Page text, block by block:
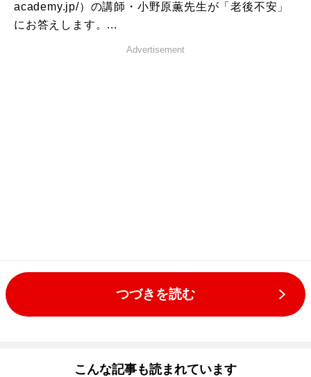
academy.jp/）の講師・小野原薫先生が「老後不安」
にお答えします。...
Advertisement
つづきを読む
こんな記事も読まれています